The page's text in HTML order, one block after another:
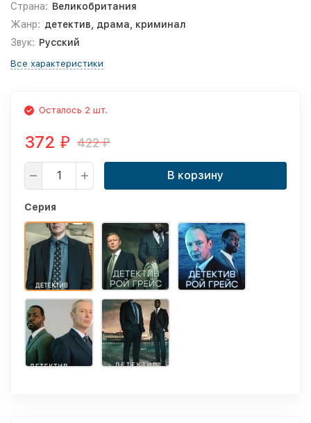
Страна: Великобритания
Жанр: детектив, драма, криминал
Звук: Русский
Все характеристики
Осталось 2 шт.
372 ₽ 422₽
В корзину
Серия